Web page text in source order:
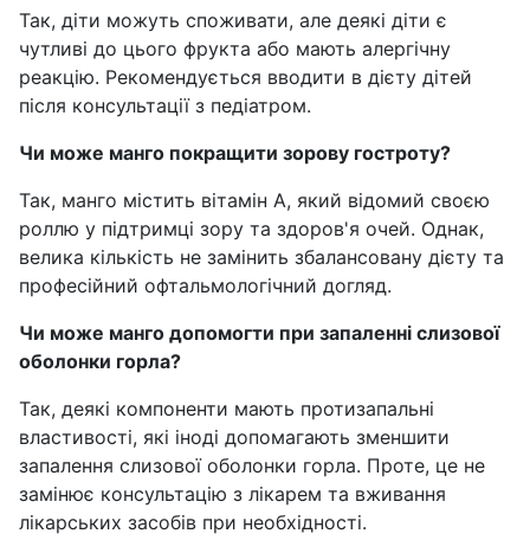
Так, діти можуть споживати, але деякі діти є
чутливі до цього фрукта або мають алергічну
реакцію. Рекомендується вводити в дієту дітей
після консультації з педіатром.
Чи може манго покращити зорову гостроту?
Так, манго містить вітамін A, який відомий своєю
роллю у підтримці зору та здоров'я очей. Однак,
велика кількість не замінить збалансовану дієту та
професійний офтальмологічний догляд.
Чи може манго допомогти при запаленні слизової
оболонки горла?
Так, деякі компоненти мають протизапальні
властивості, які іноді допомагають зменшити
запалення слизової оболонки горла. Проте, це не
замінює консультацію з лікарем та вживання
лікарських засобів при необхідності.